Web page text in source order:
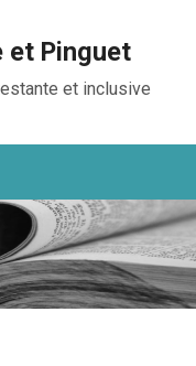
et Pinguet
et inclusive